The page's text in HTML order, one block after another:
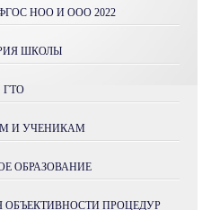
НОО И ООО 2022
ШКОЛЫ
ГТО
И УЧЕНИКАМ
ОБРАЗОВАНИЕ
ОБЪЕКТИВНОСТИ ПРОЦЕДУР